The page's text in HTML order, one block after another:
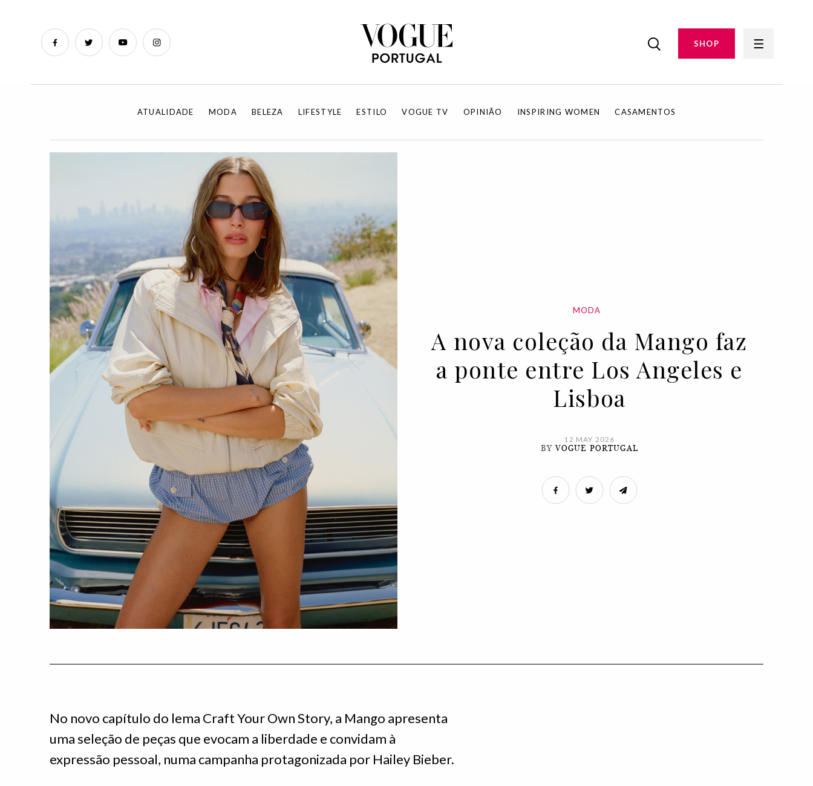
SHOP
ATUALIDADE MODA BELEZA LIFESTYLE ESTILO VOGUE TV OPINIÃO INSPIRING WOMEN CASAMENTOS
MODA
A nova coleção da Mango faz
a ponte entre Los Angeles e
Lisboa
12 MAY 2026
BYVOGUE PORTUGAL
No novo capítulo do lema Craft Your Own Story, a Mango apresenta
uma seleção de peças que evocam a liberdade e convidam à
expressão pessoal, numa campanha protagonizada por Hailey Bieber.